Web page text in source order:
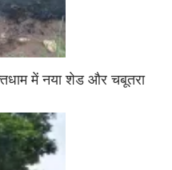
में नया शेड और चबूतरा